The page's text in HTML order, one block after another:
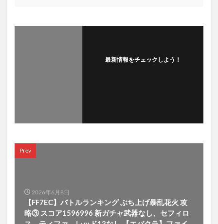
最新情報をチェックしよう！
Prev
2026年6月8日
【FF7EC】バトルランキング ぶち上げ暴乱花火 攻
略③ スコア1596996 新ガチャ武器なし、セフィロ